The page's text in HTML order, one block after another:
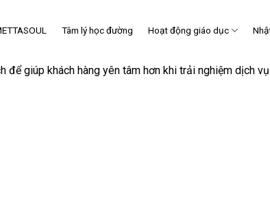
Tâm lý học đường Hoạt động giáo dục
giúp khách hàng yên tâm hơn khi trải nghiệm dịch vụ